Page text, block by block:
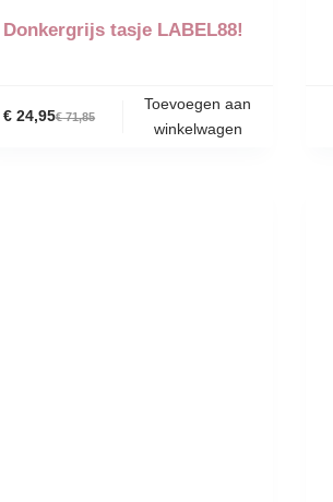
Donkergrijs tasje LABEL88!
€71,85
€ 24,95
Toevoegen aan
winkelwagen